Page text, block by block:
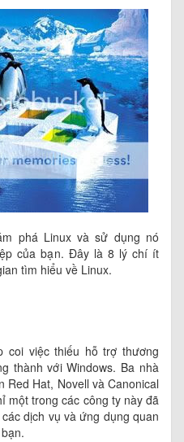
phá Linux và sử dụng nó
của bạn. Đây là 8 lý chí ít
tìm hiểu về Linux.
coi việc thiếu hỗ trợ thương
thành với Windows. Ba nhà
Red Hat, Novell và Canonical
một trong các công ty này đã
dịch vụ và ứng dụng quan